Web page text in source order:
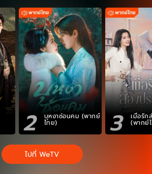
2 บุหงาซ่อนคม (พากย์
ไทย) 3 เมื่อรัก
(พากย์
ไปที่ WeTV